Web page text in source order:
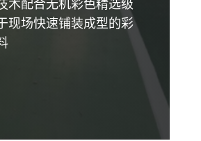
术配合无机彩色精选级
现场快速铺装成型的彩